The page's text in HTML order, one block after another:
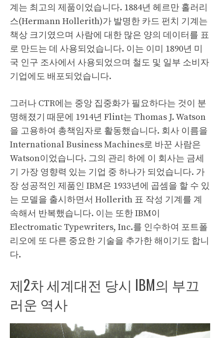
계는 최고의 제품이었습니다. 1884년 헤르만 홀러리
스(Hermann Hollerith)가 발명한 카드 펀치 기계는
책상 크기였으며 사람에 대한 많은 양의 데이터를 표
로 만드는 데 사용되었습니다. 이는 이미 1890년 미
국 인구 조사에서 사용되었으며 철도 및 일부 소비자
기업에도 배포되었습니다.
그러나 CTR에는 중앙 집중화가 필요하다는 것이 분
명해졌기 때문에 1914년 Flint는 Thomas J. Watson
을 고용하여 총책임자로 활동했습니다. 회사 이름을
International Business Machines로 바꾼 사람은
Watson이었습니다. 그의 관리 하에 이 회사는 금세
기 가장 영향력 있는 기업 중 하나가 되었습니다. 가
장 성공적인 제품인 IBM은 1933년에 곱셈을 할 수 있
는 모델을 출시하면서 Hollerith 표 작성 기계를 계
속해서 반복했습니다. 이는 또한 IBM이
Electromatic Typewriters, Inc.를 인수하여 포트폴
리오에 또 다른 중요한 기술을 추가한 해이기도 합니
다.
제2차 세계대전 당시 IBM의 부끄
러운 역사